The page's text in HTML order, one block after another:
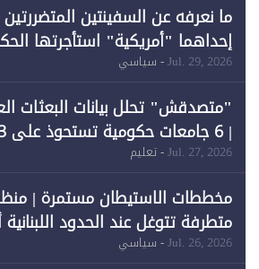
ما نعرفه عن السفينتين
إحداهما "أمريكية" استأجرتها
احتياجات الطاقة
Jul. 29, 2026 - سياسي
"متصدقش" تحلل بيانات البعثات
| 6
Jul. 27, 2026 - تعليم
مخططات الاستيطان مستمرة |
متطرفة تتوغل عند الحدود اللبنانية
خرق الحدود
Jul. 26, 2026 - سياسي